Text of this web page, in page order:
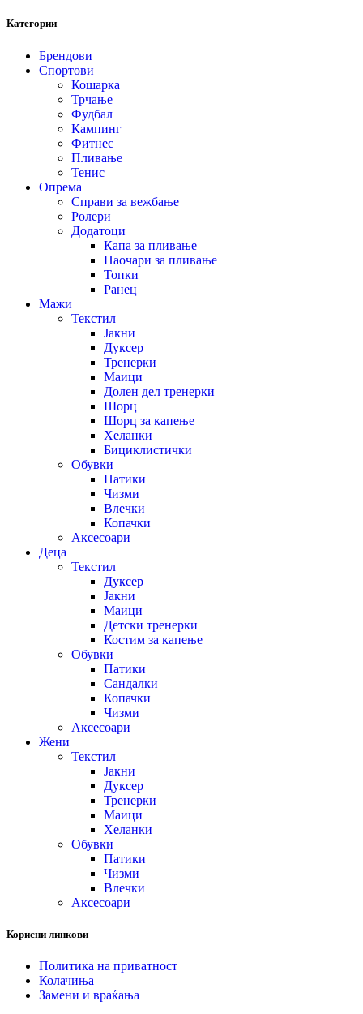
Категории
Брендови
Спортови
Кошарка
Трчање
Фудбал
Кампинг
Фитнес
Пливање
Тенис
Опрема
Справи за вежбање
Ролери
Додатоци
Капа за пливање
Наочари за пливање
Топки
Ранец
Мажи
Текстил
Јакни
Дуксер
Тренерки
Маици
Долен дел тренерки
Шорц
Шорц за капење
Хеланки
Бициклистички
Обувки
Патики
Чизми
Влечки
Копачки
Аксесоари
Деца
Текстил
Дуксер
Јакни
Маици
Детски тренерки
Костим за капење
Обувки
Патики
Сандалки
Копачки
Чизми
Аксесоари
Жени
Текстил
Јакни
Дуксер
Тренерки
Маици
Хеланки
Обувки
Патики
Чизми
Влечки
Аксесоари
Корисни линкови
Политика на приватност
Колачиња
Замени и враќања